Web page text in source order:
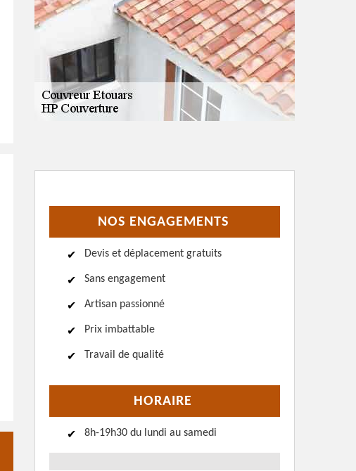
NOS ENGAGEMENTS
Devis et déplacement gratuits
Sans engagement
Artisan passionné
Prix imbattable
Travail de qualité
HORAIRE
8h-19h30 du lundi au samedi